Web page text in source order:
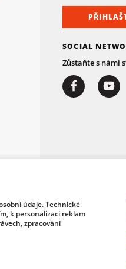
SOCIAL
Zůstaňte s námi
údaje. Technické
k personalizaci reklam
zpracování